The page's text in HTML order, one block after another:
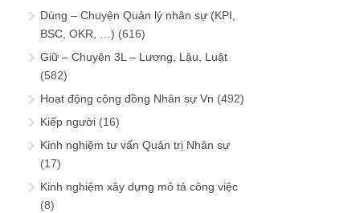
Dùng – Chuyện Quản lý nhân sự (KPI,
BSC, OKR, …) (616)
Giữ – Chuyện 3L – Lương, Lậu, Luật
(582)
Hoạt động cộng đồng Nhân sự Vn (492)
Kiếp người (16)
Kinh nghiệm tư vấn Quản trị Nhân sự
(17)
Kinh nghiệm xây dựng mô tả công việc
(8)